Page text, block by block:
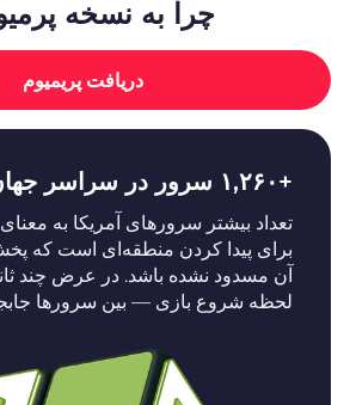
چرا به نسخه
دریافت پریمیوم
+۱,۲۶۰ سرور در سراسر جهان
تعداد بیشتر سرورهای آمریکا به
برای پیدا کردن منطقه‌ای است که
آن مسدود نشده باشد. در عرض چند
لحظه شروع بازی — بین سرورها